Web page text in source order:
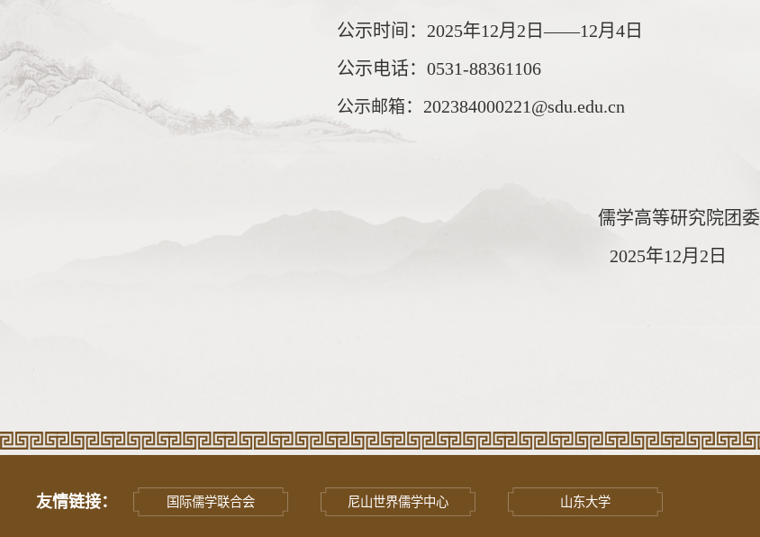
公示时间： 2025年12月 2 日——12月4 日
公示电话：0531-88361106
公示邮箱： 202384000221@sdu.edu.cn
儒学高等研究院团委
2025年12月2日
友情链接： 国际儒学联合会 尼山世界儒学中心 山东大学